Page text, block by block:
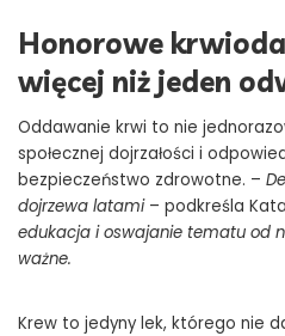
Honorowe
więcej niż jeden
Oddawanie krwi to nie
społecznej dojrzałości i
bezpieczeństwo zdrowotne. –
dojrzewa latami – podkreśla
edukacja i oswajanie tematu od
ważne.
Krew to jedyny lek, którego nie